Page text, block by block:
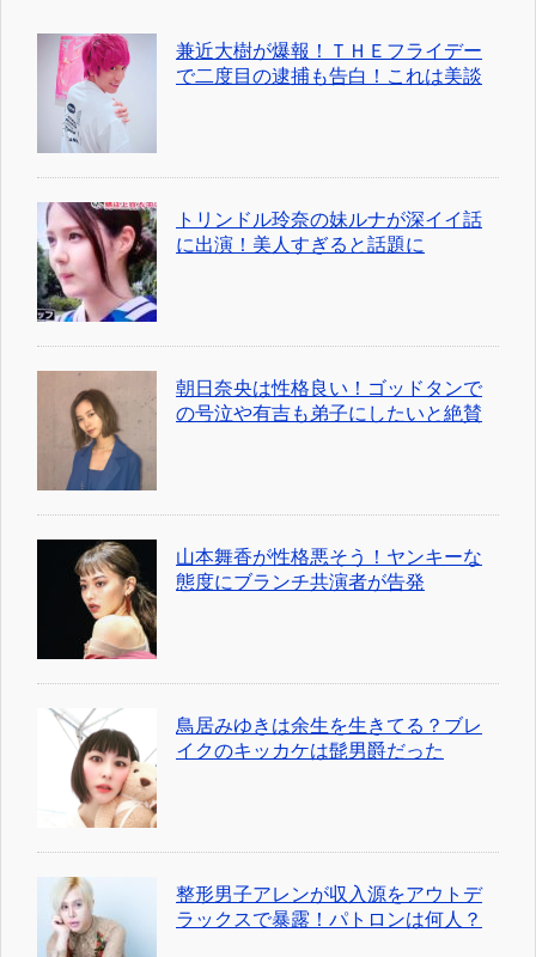
兼近大樹が爆報！ＴＨＥフライデー
で二度目の逮捕も告白！これは美談
トリンドル玲奈の妹ルナが深イイ話
に出演！美人すぎると話題に
朝日奈央は性格良い！ゴッドタンで
の号泣や有吉も弟子にしたいと絶賛
山本舞香が性格悪そう！ヤンキーな
態度にブランチ共演者が告発
鳥居みゆきは余生を生きてる？ブレ
イクのキッカケは髭男爵だった
整形男子アレンが収入源をアウトデ
ラックスで暴露！パトロンは何人？